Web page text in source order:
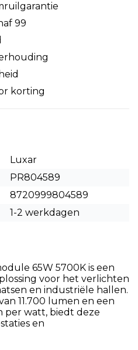
99
korting
Luxar
PR804589
8720999804589
1-2 werkdagen
65W 5700K is een
voor het verlichten
en industriële hallen.
11.700 lumen en een
per watt, biedt deze
en